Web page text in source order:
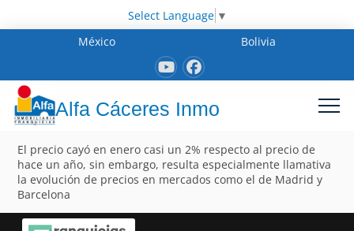
Select Language ▼
México
Bolivia
Alfa Cáceres Inmo
El precio cayó en enero casi un 2% respecto al precio de
hace un año, sin embargo, resulta especialmente llamativa
la evolución de precios en mercados como el de Madrid y
Barcelona